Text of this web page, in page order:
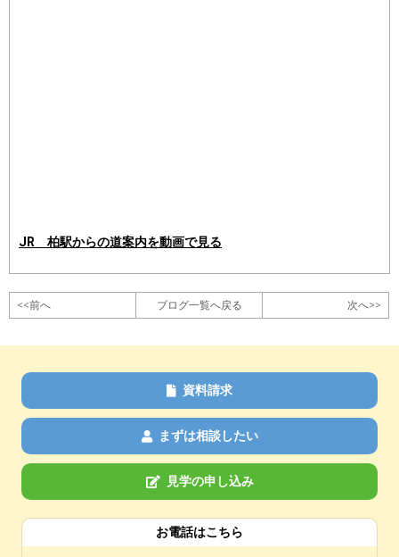
JR 柏駅からの道案内を動画で見る
<<前へ ブログ一覧へ戻る 次へ>>
資料請求
まずは相談したい
見学の申し込み
お電話はこちら